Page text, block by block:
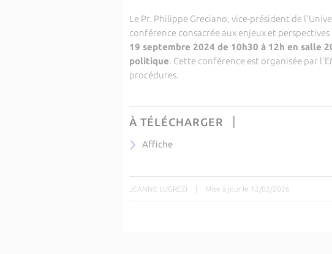
Le Pr. Philippe Greciano, vice-président de
conférence consacrée aux enjeux et
19 septembre 2024 de 10h30 à 12h en salle
politique. Cette conférence est organisée par
procédures.
À TÉLÉCHARGER
Affiche
JEANNE LUGREZI | Mise à jour le 12/02/2026